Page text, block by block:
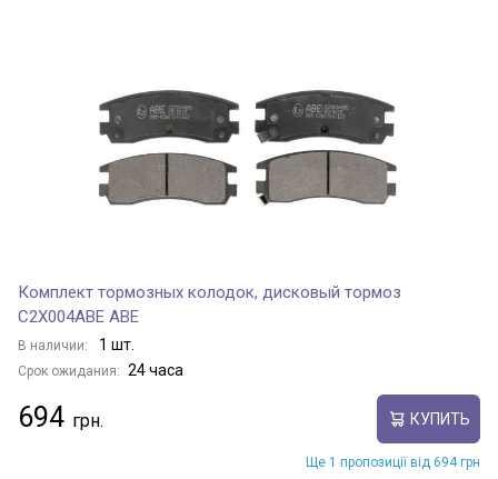
Комплект тормозных колодок, дисковый тормоз
C2X004ABE ABE
В наличии: 1 шт.
Срок ожидания: 24 часа
694 КУПИТЬ
Ще 1 пропозиції від 694 грн